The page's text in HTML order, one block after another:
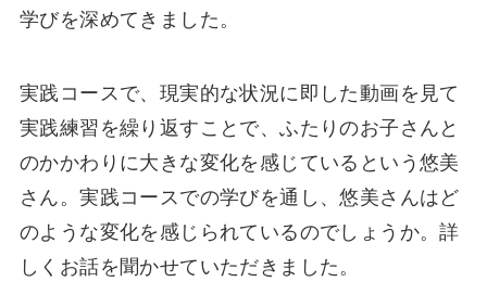
学びを深めてきました。
実践コースで、現実的な状況に即した動画を見て
実践練習を繰り返すことで、ふたりのお子さんと
のかかわりに大きな変化を感じているという悠美
さん。実践コースでの学びを通し、悠美さんはど
のような変化を感じられているのでしょうか。詳
しくお話を聞かせていただきました。